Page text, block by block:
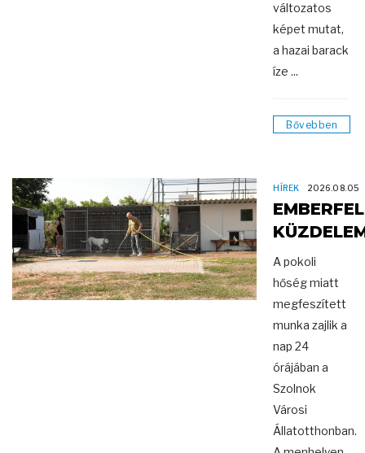
változatos
képet mutat,
a hazai barack
íze ...
Bővebben
HÍREK 2026.08.05
A pokoli
hőség miatt
megfeszített
munka zajlik a
nap 24
órájában a
Szolnok
Városi
Állatotthonban.